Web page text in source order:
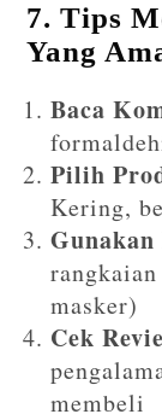
7. Tips
Yang
Baca
Pilih
Kering,
masker)
Cek
membeli